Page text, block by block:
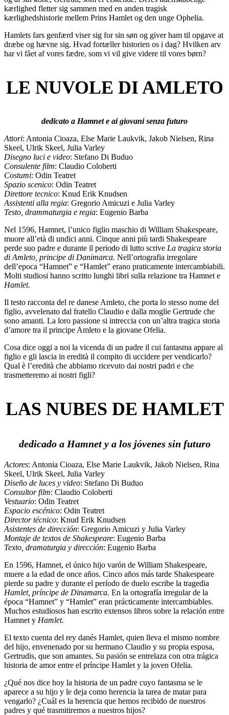
kærlighed fletter sig sammen med en anden tragisk
kærlighedshistorie mellem Prins Hamlet og den unge Ophelia.
Hamlets fars genfærd viser sig for sin søn og giver ham til opgave at
dræbe og hævne sig. Hvad fortæller historien os i dag? Hvilken arv
har vi fået af vores fædre, som vi vil give videre til vores børn?
LE NUVOLE DI AMLETO
dedicato a Hamnet e ai giovani senza futuro
Attori: Antonia Cioaza, Else Marie Laukvik, Jakob Nielsen, Rina
Skeel, Ulrik Skeel, Julia Varley
Disegno luci e video: Stefano Di Buduo
Consulente film: Claudio Coloberti
Costumi: Odin Teatret
Spazio scenico: Odin Teatret
Direttore tecnico: Knud Erik Knudsen
Assistenti alla regia: Gregorio Amicuzi e Julia Varley
Testo, drammaturgia e regia: Eugenio Barba
Nel 1596, Hamnet, l’unico figlio maschio di William Shakespeare,
muore all’età di undici anni. Cinque anni più tardi Shakespeare
perde suo padre e durante il periodo di lutto scrive La tragica storia
di Amleto, principe di Danimarca. Nell’ortografia irregolare
dell’epoca “Hamnet” e “Hamlet” erano praticamente intercambiabili.
Molti studiosi hanno scritto lunghi libri sulla relazione tra Hamnet e
Hamlet.
Il testo racconta del re danese Amleto, che porta lo stesso nome del
figlio, avvelenato dal fratello Claudio e dalla moglie Gertrude che
sono amanti. La loro passione si intreccia con un’altra tragica storia
d’amore tra il principe Amleto e la giovane Ofelia.
Cosa dice oggi a noi la vicenda di un padre il cui fantasma appare al
figlio e gli lascia in eredità il compito di uccidere per vendicarlo?
Qual è l’eredità che abbiamo ricevuto dai nostri padri e che
trasmetteremo ai nostri figli?
LAS NUBES DE HAMLET
dedicado a Hamnet y a los jóvenes sin futuro
Actores: Antonia Cioaza, Else Marie Laukvik, Jakob Nielsen, Rina
Skeel, Ulrik Skeel, Julia Varley
Diseño de luces y video: Stefano Di Buduo
Consultor film: Claudio Coloberti
Vestuario: Odin Teatret
Espacio escénico: Odin Teatret
Director técnico: Knud Erik Knudsen
Asistentes de dirección: Gregorio Amicuzi y Julia Varley
Montaje de textos de Shakespeare: Eugenio Barba
Texto, dramaturgia y dirección: Eugenio Barba
En 1596, Hamnet, el único hijo varón de William Shakespeare,
muere a la edad de once años. Cinco años más tarde Shakespeare
pierde su padre y durante el período de duelo escribe la tragedia
Hamlet, príncipe de Dinamarca. En la ortografía irregular de la
época “Hamnet” y “Hamlet” eran prácticamente intercambiables.
Muchos estudiosos han escrito extensos libros sobre la relación entre
Hamnet y Hamlet.
El texto cuenta del rey danés Hamlet, quien lleva el mismo nombre
del hijo, envenenado por su hermano Claudio y su propia esposa,
Gertrudis, que son amantes. Su pasión se entrelaza con otra trágica
historia de amor entre el príncipe Hamlet y la joven Ofelia.
¿Qué nos dice hoy la historia de un padre cuyo fantasma se le
aparece a su hijo y le deja como herencia la tarea de matar para
vengarlo? ¿Cuál es la herencia que hemos recibido de nuestros
padres y qué trasmitiremos a nuestros hijos?